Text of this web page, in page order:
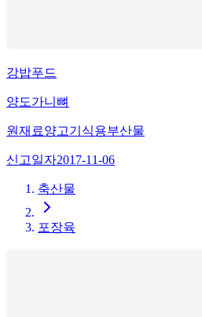
강밥푸드
양도가니뼈
원재료양고기식용부산물
신고일자2017-11-06
축산물
포장육